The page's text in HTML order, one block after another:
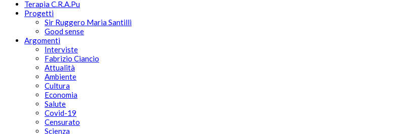
Terapia C.R.A.Pu
Progetti
Sir Ruggero Maria Santilli
Good sense
Argomenti
Interviste
Fabrizio Ciancio
Attualità
Ambiente
Cultura
Economia
Salute
Covid-19
Censurato
Scienza